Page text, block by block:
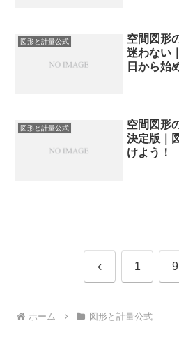
図形と計量公式
空間図形
迷わない
日から始
図形と計量公式
空間図形
決定版｜
けよう！
前 1 9
ホーム 図形と計量公式